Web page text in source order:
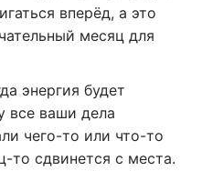
вперёд, а это
месяц для
энергия будет
все ваши дела
чего-то или что-то
то сдвинется с места.